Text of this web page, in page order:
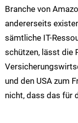
Branche von
andererseits
sämtliche IT-
schützen, lässt die
und den USA zum
nicht, dass das für